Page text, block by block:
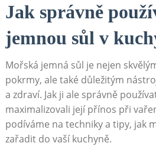
Jak správně
jemnou sůl v
Mořská jemná sůl je nejen
pokrmy, ale také důležitým
a zdraví. Jak ji ale správně
maximalizovali její přínos při
podíváme na techniky a tipy, jak
zařadit do vaší kuchyně.